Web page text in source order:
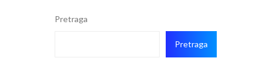
Pretraga
Pretraga